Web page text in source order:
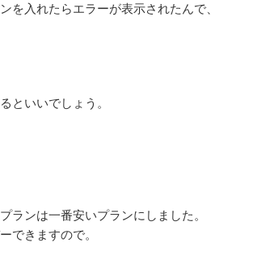
を入れたらエラーが表示されたんで、
といいでしょう。
ランは一番安いプランにしました。
できますので。